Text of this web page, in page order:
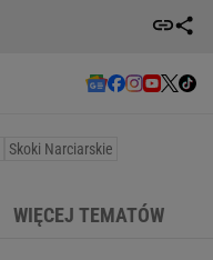
Skoki Narciarskie
WIĘCEJ TEMATÓW